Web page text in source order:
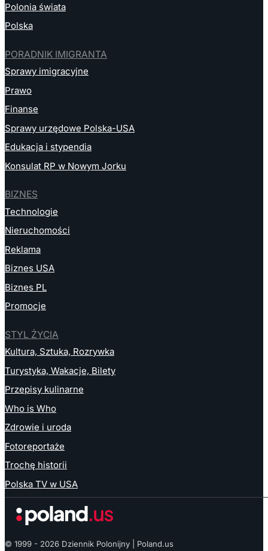
Polonia świata
Polska
PORADNIK IMIGRANTA
Sprawy imigracyjne
Prawo
Finanse
Sprawy urzędowe Polska-USA
Edukacja i stypendia
Konsulat RP w Nowym Jorku
BIZNES
Technologie
Nieruchomości
Reklama
Biznes USA
Biznes PL
Promocje
STYL ŻYCIA
Kultura, Sztuka, Rozrywka
Turystyka, Wakacje, Bilety
Przepisy kulinarne
Who is Who
Zdrowie i uroda
Fotoreportaże
Trochę historii
Polska TV w USA
© 1999 - 2026 Dziennik Polonijny | Poland.us